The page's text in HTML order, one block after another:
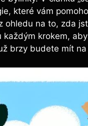
které⁤ vám
ohledu na to, zda
​krokem,
brzy ‌budete mít